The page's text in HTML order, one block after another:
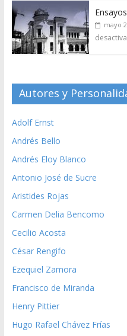
mayo
Autores y
Adolf Ernst
Andrés Bello
Andrés Eloy Blanco
Antonio José de Sucre
Aristides Rojas
Carmen Delia Bencomo
Cecilio Acosta
César Rengifo
Ezequiel Zamora
Francisco de Miranda
Henry Pittier
Hugo Rafael Chávez Frías